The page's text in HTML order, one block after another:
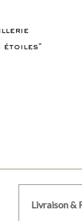
étoiles"
Livraison &